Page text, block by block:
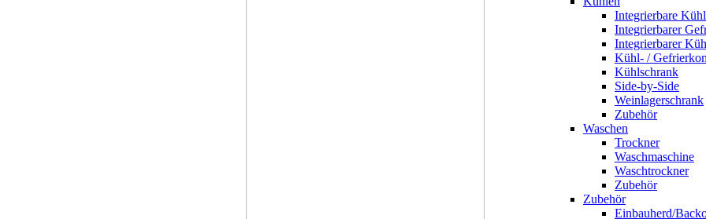
Integrierbare
Integrierbarer
Integrierbarer
Kühl- /
Kühlschrank
Side-by-Side
Weinlagerschrank
Zubehör
Waschen
Trockner
Waschmaschine
Waschtrockner
Zubehör
Zubehör
Einbauherd/